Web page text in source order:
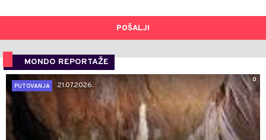
POŠALJI
MONDO REPORTAŽE
0
PUTOVANJA
21.07.2026.